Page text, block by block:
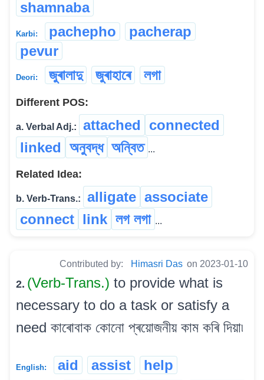
shamnaba
Karbi: pachepho
pacherap
pevur
Deori: জুৰালাদু জুৰাহাৰে লগা
Different POS:
a. Verbal Adj.: attached
connected
linked অনুবদ্ধ অন্বিত ...
Related Idea:
b. Verb-Trans.: alligate associate
connect link লগ লগা ...
Contributed by: Himasri Das on 2023-01-10
2. (Verb-Trans.) to provide what is
necessary to do a task or satisfy a
need কাৰোবাক কোনো প্ৰয়োজনীয় কাম কৰি দিয়া৷
English: aid assist help